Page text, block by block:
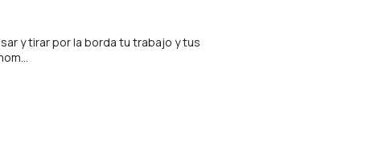
y tirar por la borda tu trabajo y tus